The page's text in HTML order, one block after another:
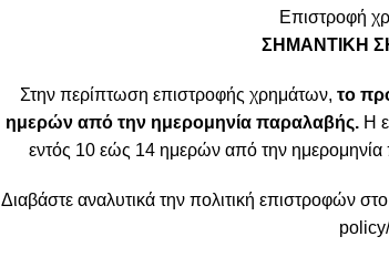
Επιστροφή
ΣΗΜΑΝΤΙΚΗ
Στην περίπτωση επιστροφής χρημάτων, το
ημερών από την ημερομηνία παραλαβής.Η
εντός 10 εώς 14 ημερών από την
Διαβάστε αναλυτικά την πολιτική επιστροφών
policy/